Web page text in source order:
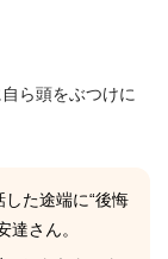
ら頭をぶつけに
た途端に“後悔
達さん。